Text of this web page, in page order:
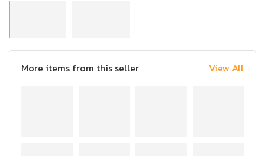
More items from this seller View All